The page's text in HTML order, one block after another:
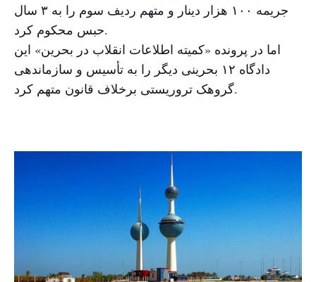
جریمه ۱۰۰ هزار دینار و متهم ردیف سوم را به ۳ سال
حبس محکوم کرد.
اما در پرونده «کمیته اطلاعات انقلاب در بحرین» این
دادگاه ۱۲ بحرینی دیگر را به تأسیس و سازماندهی
گروهک تروریستی برخلاف قانون متهم کرد.